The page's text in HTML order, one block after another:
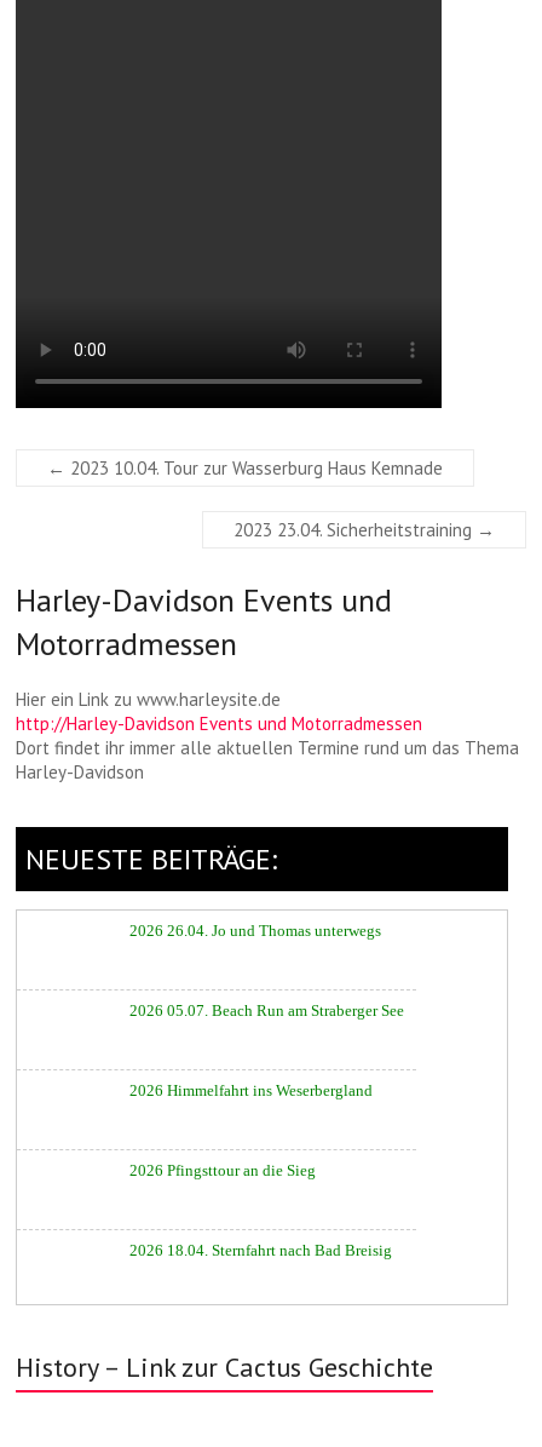
← 2023 10.04. Tour zur Wasserburg Haus Kemnade
2023 23.04. Sicherheitstraining →
Harley-Davidson Events und
Motorradmessen
Hier ein Link zu www.harleysite.de
http://Harley-Davidson Events und Motorradmessen
Dort findet ihr immer alle aktuellen Termine rund um das Thema
Harley-Davidson
NEUESTE BEITRÄGE:
2026 26.04. Jo und Thomas unterwegs
2026 05.07. Beach Run am Straberger See
2026 Himmelfahrt ins Weserbergland
2026 Pfingsttour an die Sieg
2026 18.04. Sternfahrt nach Bad Breisig
History – Link zur Cactus Geschichte